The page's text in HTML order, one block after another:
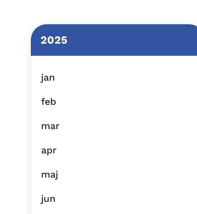
2025
jan
feb
mar
apr
maj
jun